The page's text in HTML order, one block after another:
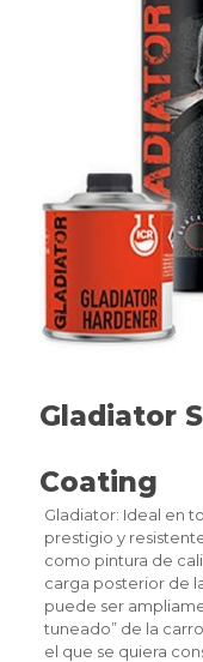
Gladiator
Coating
Gladiator: Ideal en
prestigio y
como pintura de
carga posterior de
puede ser
tuneado” de la
el que se quiera